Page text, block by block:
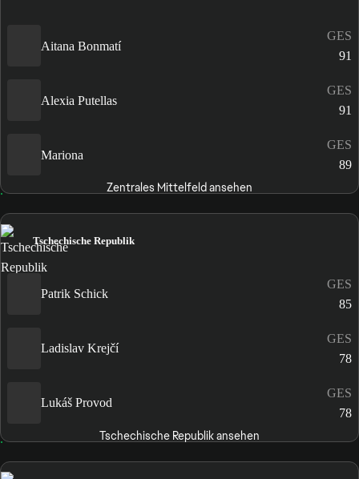
Aitana Bonmatí
GES
91
Alexia Putellas
GES
91
Mariona
GES
89
Zentrales Mittelfeld ansehen
Tschechische Republik
Patrik Schick
GES
85
Ladislav Krejčí
GES
78
Lukáš Provod
GES
78
Tschechische Republik ansehen